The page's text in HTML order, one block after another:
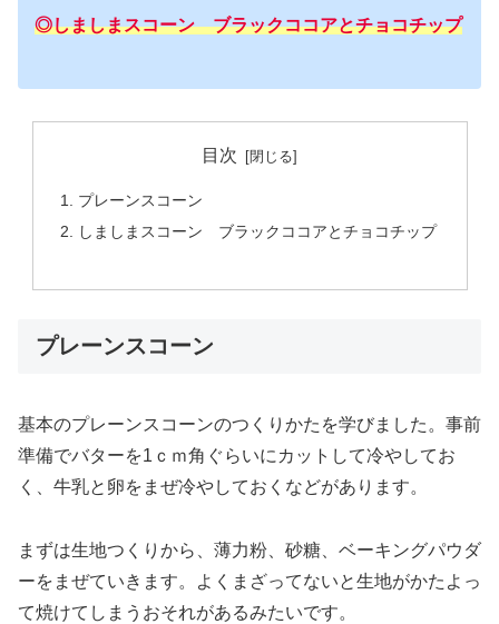
◎しましまスコーン ブラックココアとチョコチップ
目次
プレーンスコーン
しましまスコーン ブラックココアとチョコチップ
プレーンスコーン
基本のプレーンスコーンのつくりかたを学びました。事前
準備でバターを1ｃｍ角ぐらいにカットして冷やしてお
く、牛乳と卵をまぜ冷やしておくなどがあります。
まずは生地つくりから、薄力粉、砂糖、ベーキングパウダ
ーをまぜていきます。よくまざってないと生地がかたよっ
て焼けてしまうおそれがあるみたいです。